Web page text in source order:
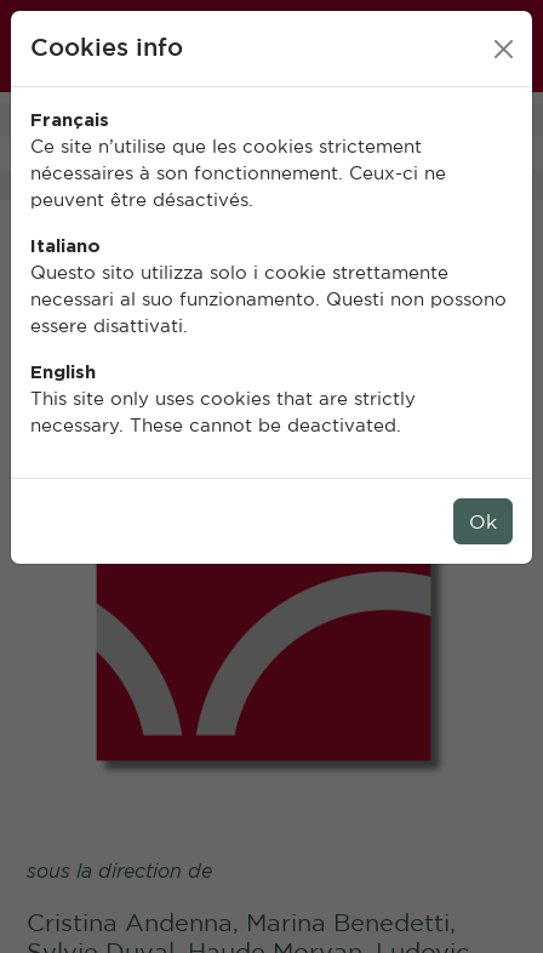
sous la direction de
Cristina Andenna, Marina Benedetti,
Cookies info
Français
Ce site n’utilise que les cookies strictement
nécessaires à son fonctionnement. Ceux-ci ne
peuvent être désactivés.
Italiano
Questo sito utilizza solo i cookie strettamente
necessari al suo funzionamento. Questi non possono
essere disattivati.
English
This site only uses cookies that are strictly
necessary. These cannot be deactivated.
Ok